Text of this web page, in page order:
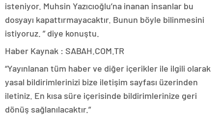
isteniyor. Muhsin Yazıcıoğlu’na inanan insanlar bu
dosyayı kapattırmayacaktır. Bunun böyle bilinmesini
istiyoruz. ” diye konuştu.
Haber Kaynak : SABAH.COM.TR
“Yayınlanan tüm haber ve diğer içerikler ile ilgili olarak
yasal bildirimlerinizi bize iletişim sayfası üzerinden
iletiniz. En kısa süre içerisinde bildirimlerinize geri
dönüş sağlanılacaktır.”